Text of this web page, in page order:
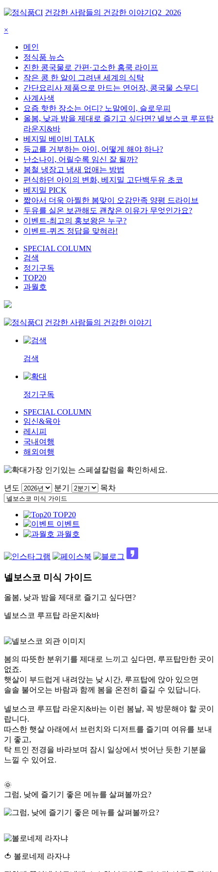
건강한 사람들의 건강한 이야기 Q2_2026
×
메인
정식품 뉴스
진한 콩국물로 간편·고소한 홈쿡 라이프
작은 콩 한 알이 그려낸 세계의 식탁
간단요리사 제품으로 만드는 연어장, 콩국물 스무디
사계사색
요즘 핫한 장소는 어디? 노말에이, 슬로우피
올봄, 낮과 밤을 제대로 즐기고 싶다면? 넬보스코 루프탑
라운지&바
베지밀 베이비 TALK
등교를 거부하는 아이, 어떻게 해야 하나?
난소나이, 어릴수록 임신 잘 될까?
봄철 냉장고 냄새 없애는 방법
편식하던 아이의 변화, 베지밀 고단백두유 초코
베지밀 PICK
짧아서 더욱 아찔한 봄맞이 오감만족 양평 드라이브
두유를 실온 보관해도 괜찮은 이유가 무엇인가요?
이벤트-최고의 홍보왕은 누구?
이벤트-퀴즈 정답을 맞혀라!
SPECIAL COLUMN
검색
정기구독
TOP20
과월호
건강한 사람들의 건강한 이야기
검색
정기구독
SPECIAL COLUMN
임신&육아
레시피
국내여행
해외여행
가장 인기있는 스페셜칼럼을 확인하세요.
년도 분기 목차
TOP20
이벤트
과월호
넬보스코 미식 가이드
올봄, 낮과 밤을 제대로 즐기고 싶다면?
넬보스코 루프탑 라운지&바
봄의 따뜻한 분위기를 제대로 느끼고 싶다면, 루프탑만한 곳이
없죠.
햇살이 부드럽게 내려앉는 낮 시간, 루프탑에 앉아 있으면
솔솔 불어오는 바람과 함께 봄을 온전히 즐길 수 있답니다.
넬보스코 루프탑 라운지&바는 이런 봄날, 꼭 방문해야 할 곳이
랍니다.
따스한 햇살 아래에서 브런치와 디저트를 즐기며 여유를 보내
기 좋고,
탁 트인 전경을 바라보며 잠시 일상에서 벗어난 듯한 기분을
느낄 수 있어요.
🌞
그럼, 낮에 즐기기 좋은 메뉴를 살펴볼까요?
🍅 볼로네제 라자냐